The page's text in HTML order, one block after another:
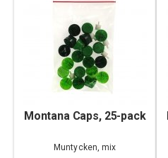
Montana Caps, 25-pack
Muntycken, mix